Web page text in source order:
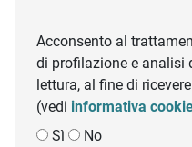
Acconsento al
di profilazione e analisi
lettura, al fine di
(vedi informativa
Sì
No